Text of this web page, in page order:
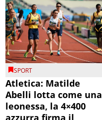
SPORT
Atletica: Matilde
Abelli lotta come una
leonessa, la 4×400
azzurra firma il